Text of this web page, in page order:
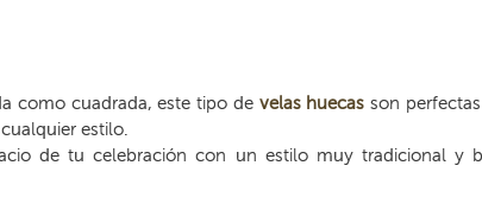
como cuadrada, este tipo de velas huecas son
estilo.
de tu celebración con un estilo muy tradicional y